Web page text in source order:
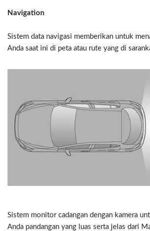
Navigation
Sistem data navigasi memberikan untuk
Anda saat ini di peta atau rute yang di
Sistem monitor cadangan dengan kamera
Anda pandangan yang luas serta jelas dari